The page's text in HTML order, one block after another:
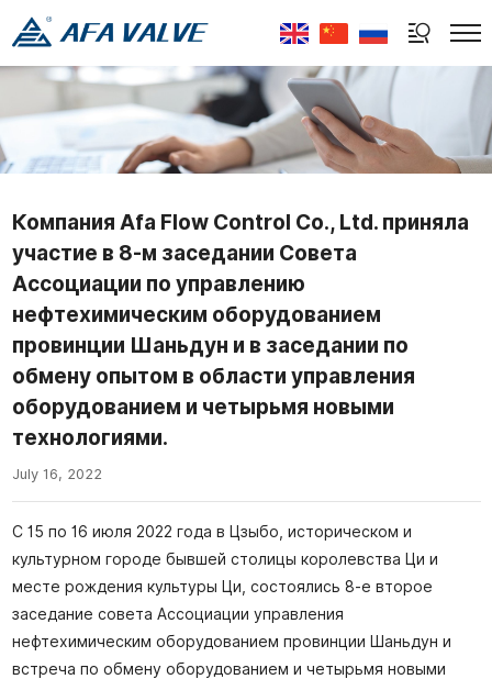
Select Language
Компания Afa Flow Control Co., Ltd. приняла
участие в 8-м заседании Совета
Ассоциации по управлению
нефтехимическим оборудованием
провинции Шаньдун и в заседании по
обмену опытом в области управления
оборудованием и четырьмя новыми
технологиями.
July 16, 2022
С 15 по 16 июля 2022 года в Цзыбо, историческом и
культурном городе бывшей столицы королевства Ци и
месте рождения культуры Ци, состоялись 8-е второе
заседание совета Ассоциации управления
нефтехимическим оборудованием провинции Шаньдун и
встреча по обмену оборудованием и четырьмя новыми